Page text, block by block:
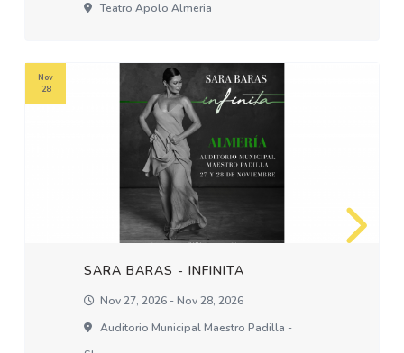
Teatro Apolo Almeria
SARA BARAS - INFINITA
Nov 27, 2026 - Nov 28, 2026
Auditorio Municipal Maestro Padilla -
Nov
28